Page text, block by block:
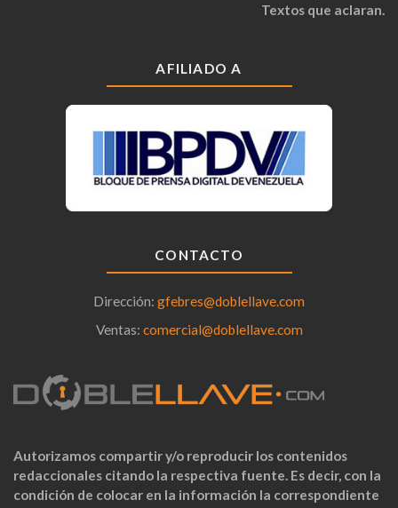
Textos que aclaran.
AFILIADO A
CONTACTO
Dirección: gfebres@doblellave.com
Ventas: comercial@doblellave.com
Autorizamos compartir y/o reproducir los contenidos
redaccionales citando la respectiva fuente. Es decir, con la
condición de colocar en la información la correspondiente